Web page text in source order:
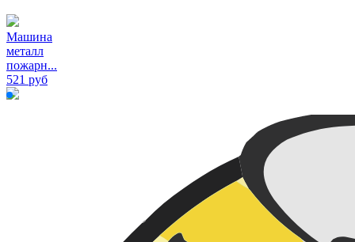
Машина
металл
пожарн...
521 руб